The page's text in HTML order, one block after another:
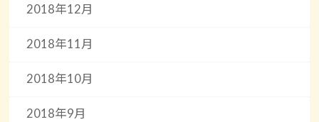
2018年12月
2018年11月
2018年10月
2018年9月